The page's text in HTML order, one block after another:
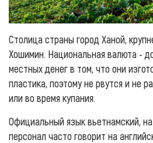
Столица страны город Ханой,
Хошимин. Национальная валюта -
местных денег в том, что они
пластика, поэтому не рвутся и не
или во время купания.
Официальный язык вьетнамский,
персонал часто говорит на